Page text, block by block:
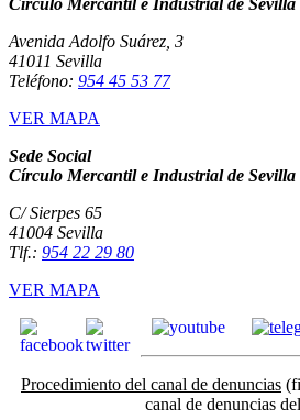
Avenida Adolfo Suárez, 3
41011 Sevilla
Teléfono: 954 45 53 77
VER MAPA
Sede Social
Círculo Mercantil e Industrial de Sevilla
C/ Sierpes 65
41004 Sevilla
Tlf.: 954 22 29 80
VER MAPA
Procedimiento del canal de denuncias
canal de denuncias